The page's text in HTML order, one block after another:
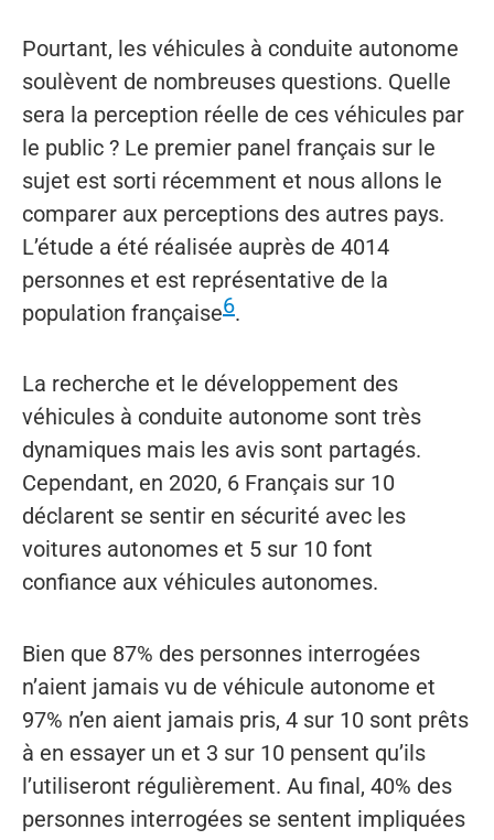
Pourtant, les véhicules à conduite autonome
soulèvent de nombreuses questions. Quelle
sera la perception réelle de ces véhicules par
le public ? Le premier panel français sur le
sujet est sorti récemment et nous allons le
comparer aux perceptions des autres pays.
L’étude a été réalisée auprès de 4014
personnes et est représentative de la
population française6.
La recherche et le développement des
véhicules à conduite autonome sont très
dynamiques mais les avis sont partagés.
Cependant, en 2020, 6 Français sur 10
déclarent se sentir en sécurité avec les
voitures autonomes et 5 sur 10 font
confiance aux véhicules autonomes.
Bien que 87% des personnes interrogées
n’aient jamais vu de véhicule autonome et
97% n’en aient jamais pris, 4 sur 10 sont prêts
à en essayer un et 3 sur 10 pensent qu’ils
l’utiliseront régulièrement. Au final, 40% des
personnes interrogées se sentent impliquées